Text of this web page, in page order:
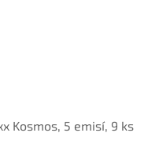
Kosmos, 5 emisí, 9 ks